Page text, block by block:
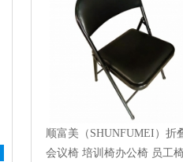
顺富美（SHUNFUMEI）折
会议椅 培训椅办公椅 员工